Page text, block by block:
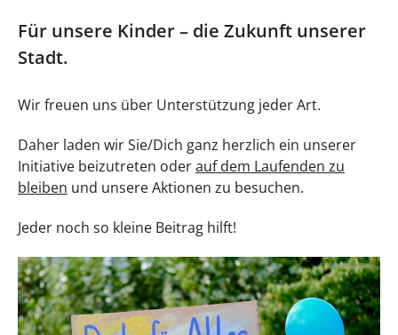
Für unsere Kinder – die Zukunft unserer
Stadt.
Wir freuen uns über Unterstützung jeder Art.
Daher laden wir Sie/Dich ganz herzlich ein unserer
Initiative beizutreten oderauf dem Laufenden zu
bleiben und unsere Aktionen zu besuchen.
Jeder noch so kleine Beitrag hilft!